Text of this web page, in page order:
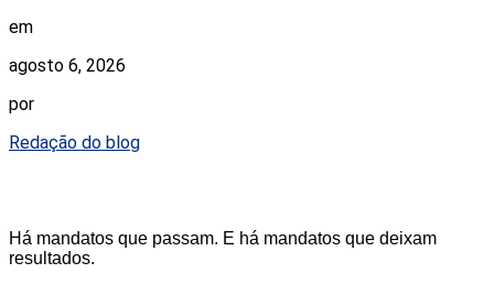
em
agosto 6, 2026
por
Redação do blog
Há mandatos que passam. E há mandatos que deixam
resultados.